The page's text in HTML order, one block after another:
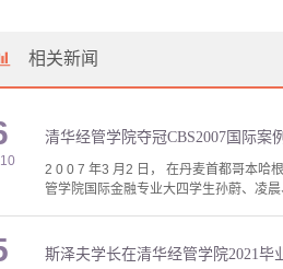
相关新闻
清华经管学院夺冠CBS2007国际案
2 0 0 7 年3 月2 日， 在丹麦首都哥本哈
管学院国际金融专业大四学生孙蔚、凌
斯泽夫学长在清华经管学院2021毕